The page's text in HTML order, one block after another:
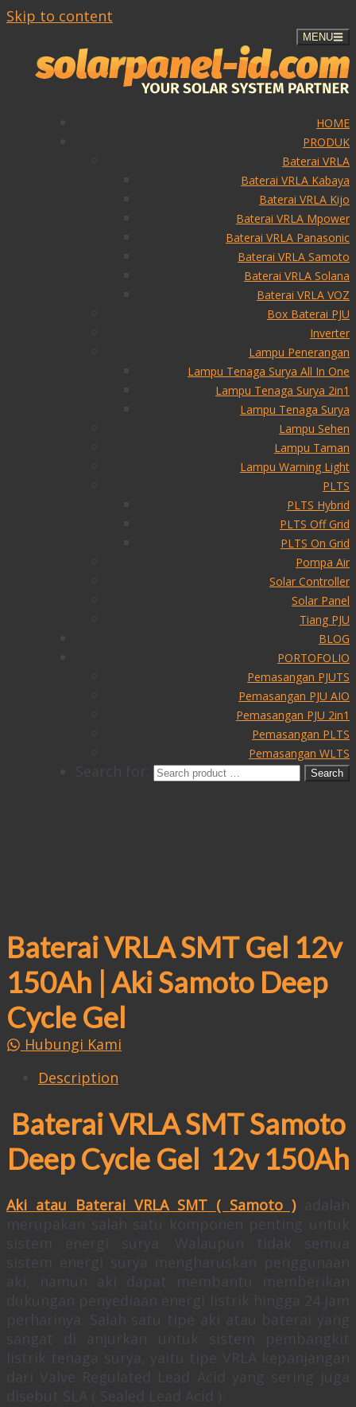
Skip to content
MENU
HOME
PRODUK
Baterai VRLA
Baterai VRLA Kabaya
Baterai VRLA Kijo
Baterai VRLA Mpower
Baterai VRLA Panasonic
Baterai VRLA Samoto
Baterai VRLA Solana
Baterai VRLA VOZ
Box Baterai PJU
Inverter
Lampu Penerangan
Lampu Tenaga Surya All In One
Lampu Tenaga Surya 2in1
Lampu Tenaga Surya
Lampu Sehen
Lampu Taman
Lampu Warning Light
PLTS
PLTS Hybrid
PLTS Off Grid
PLTS On Grid
Pompa Air
Solar Controller
Solar Panel
Tiang PJU
BLOG
PORTOFOLIO
Pemasangan PJUTS
Pemasangan PJU AIO
Pemasangan PJU 2in1
Pemasangan PLTS
Pemasangan WLTS
Search for:
Baterai VRLA SMT Gel 12v
150Ah | Aki Samoto Deep
Cycle Gel
Hubungi Kami
Description
Baterai VRLA SMT Samoto
Deep Cycle Gel 12v 150Ah
Aki atau Baterai VRLA SMT ( Samoto )adalah
merupakan salah satu komponen penting untuk
sistem energi surya. Walaupun tidak semua
sistem energi surya mengharuskan penggunaan
aki, namun aki dapat membantu memberikan
dukungan penyediaan energi listrik hingga 24 jam
perharinya. Salah satu tipe aki atau baterai yang
sangat di anjurkan untuk sistem pembangkit
listrik tenaga surya, yaitu tipe VRLA kepanjangan
dari Valve Regulated Lead Acid yang sering juga
disebut SLA ( Sealed Lead Acid ).